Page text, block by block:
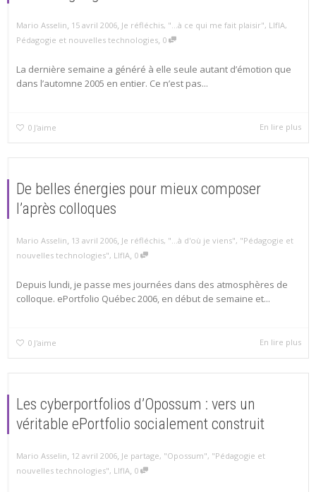
Mario Asselin, 15 avril 2006, Je réfléchis, "...à ce qui me fait plaisir", LIfIA,
Pédagogie et nouvelles technologies, 0
La dernière semaine a généré à elle seule autant d’émotion que
dans l’automne 2005 en entier. Ce n’est pas...
0 J'aime En lire plus
De belles énergies pour mieux composer
l’après colloques
Mario Asselin, 13 avril 2006, Je réfléchis, "...à d'où je viens", "Pédagogie et
nouvelles technologies", LIfIA, 0
Depuis lundi, je passe mes journées dans des atmosphères de
colloque. ePortfolio Québec 2006, en début de semaine et...
0 J'aime En lire plus
Les cyberportfolios d’Opossum : vers un
véritable ePortfolio socialement construit
Mario Asselin, 12 avril 2006, Je partage, "Opossum", "Pédagogie et
nouvelles technologies", LIfIA, 0